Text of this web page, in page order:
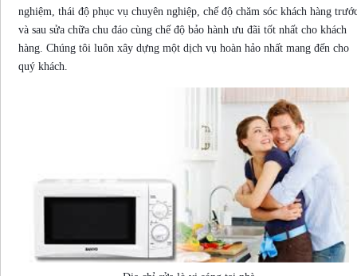
nghiệm, thái độ phục vụ chuyên nghiệp, chế độ chăm sóc khách hàng
và sau sửa chữa chu đáo cùng chế độ bảo hành ưu đãi tốt nhất cho khách
hàng. Chúng tôi luôn xây dựng một dịch vụ hoàn hảo nhất mang đến cho
quý khách.